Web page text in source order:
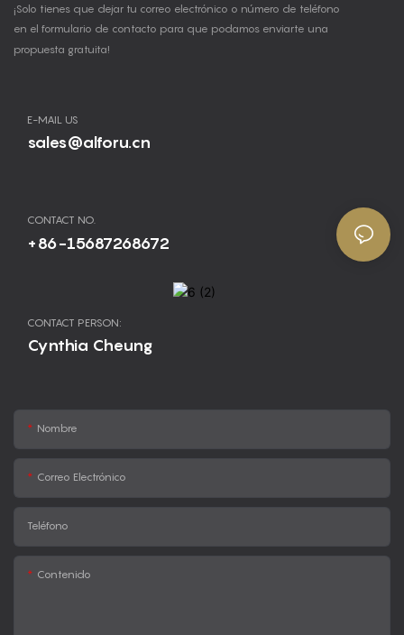
¡Solo tienes que dejar tu correo electrónico o número de teléfono
en el formulario de contacto para que podamos enviarte una
propuesta gratuita!
E-MAIL US
sales@alforu.cn
CONTACT NO.
+86-15687268672
CONTACT PERSON:
Cynthia Cheung
Nombre
Correo Electrónico
Teléfono
Contenido